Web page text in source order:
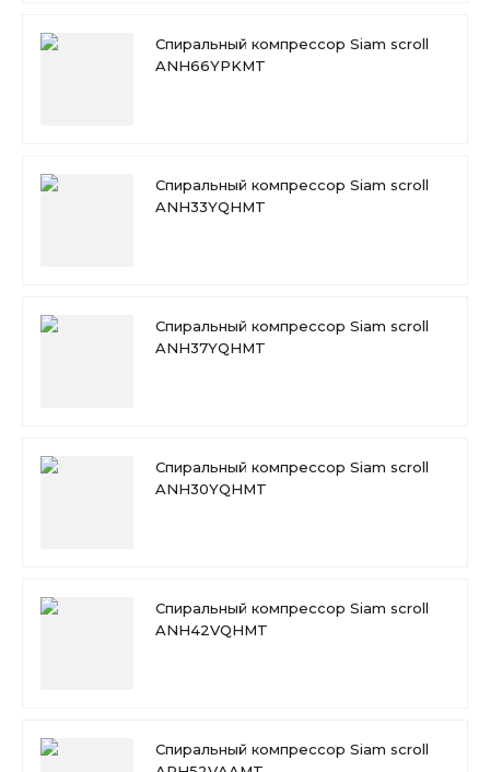
Спиральный компрессор Siam scroll
ANH66YPKMT
Спиральный компрессор Siam scroll
ANH33YQHMT
Спиральный компрессор Siam scroll
ANH37YQHMT
Спиральный компрессор Siam scroll
ANH30YQHMT
Спиральный компрессор Siam scroll
ANH42VQHMT
Спиральный компрессор Siam scroll